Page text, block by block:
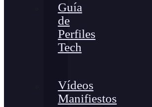
Guía
de
Perfiles
Tech
Vídeos
Manifiestos